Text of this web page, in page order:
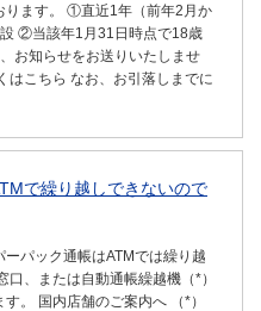
ります。 ①直近1年（前年2月か
②当該年1月31日時点で18歳
お知らせをお送りいたしませ
はこちら なお、お引落しまでに
で繰り越しできないので
パック通帳はATMでは繰り越
、または自動通帳繰越機（*）
。 国内店舗のご案内へ （*）